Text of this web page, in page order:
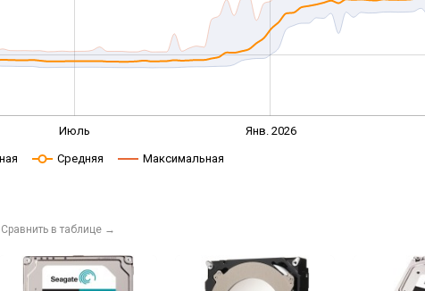
Июль Янв. 2026
Средняя Максимальная
Сравнить в таблице →